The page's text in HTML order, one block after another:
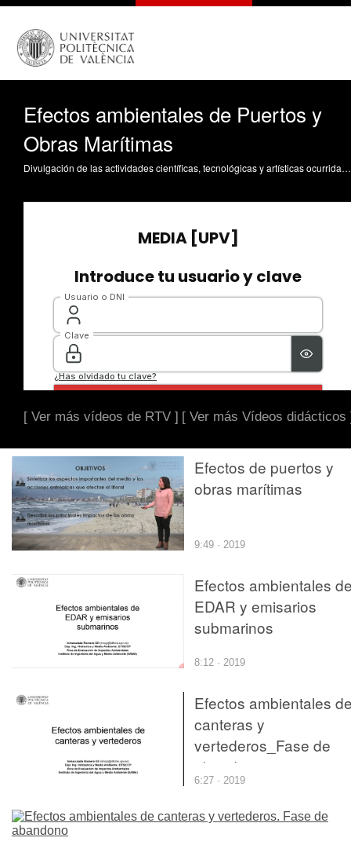
Efectos ambientales de Puertos y
Obras Marítimas
Divulgación de las actividades científicas, tecnológicas y artísticas ocurridas en los tres campus de la UPV
[ Ver más vídeos de RTV ] [ Ver más Vídeos didácticos
Efectos de puertos y
obras marítimas
9:49 · 2019
Efectos ambientales
EDAR y emisarios
submarinos
8:12 · 2019
Efectos ambientales
canteras y
vertederos_Fase de
abandono
6:27 · 2019